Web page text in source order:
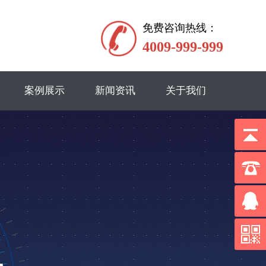
免费咨询热线：
4009-999-999
案例展示 新闻资讯 关于我们